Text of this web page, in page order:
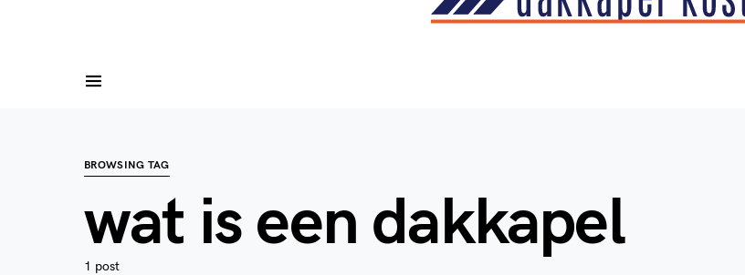
BROWSING TAG
wat is een dakkapel
1 post